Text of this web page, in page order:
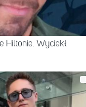
Hiltonie. Wyciekł